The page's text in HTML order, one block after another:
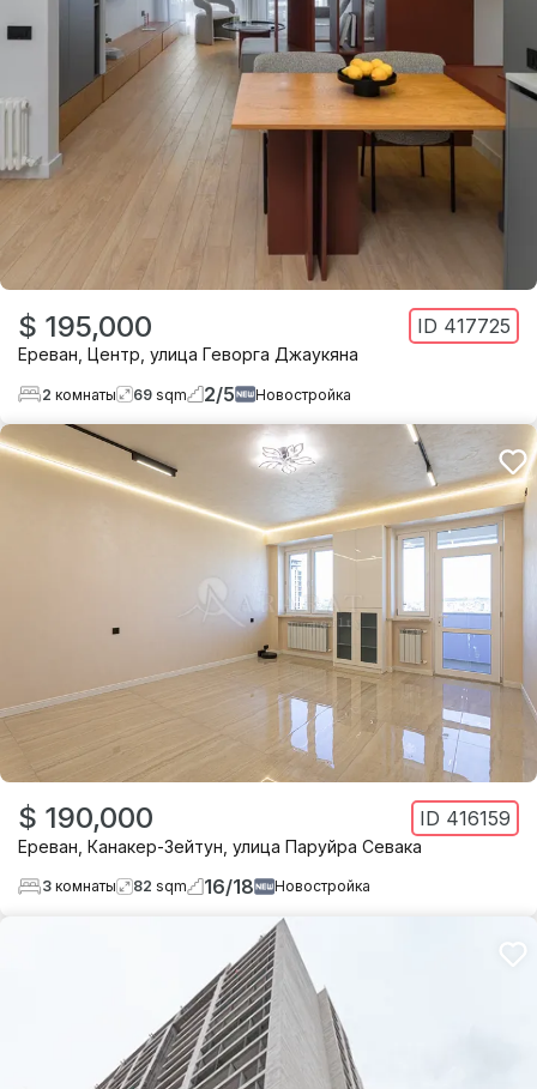
$ 195,000 ID 417725
Ереван Центр улица Геворга Джаукяна
2 комнаты 69 sqm 2/5 Новостройка
$ 190,000 ID 416159
Ереван Канакер-Зейтун улица Паруйра Севака
3 комнаты 82 sqm 16/18 Новостройка